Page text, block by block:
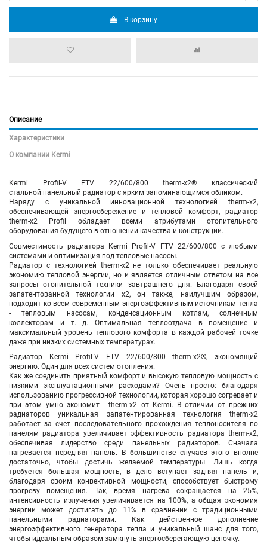
В корзину
Описание
Характеристики
О компании Kermi
Kermi Profil-V FTV 22/600/800 therm-x2® классический
стальной панельный радиатор с ярким запоминающимся обликом.
Наряду с уникальной инновационной технологией therm-x2,
обеспечивающей энергосбережение и тепловой комфорт, радиатор
therm-x2 Profil обладает всеми атрибутами отопительного
оборудования будущего в отношении качества и конструкции.
Совместимость радиатора Kermi Profil-V FTV 22/600/800 с любыми
системами и оптимизация под тепловые насосы.
Радиатор с технологией therm-x2 не только обеспечивает реальную
экономию тепловой энергии, но и является отличным ответом на все
запросы отопительной техники завтрашнего дня. Благодаря своей
запатентованной технологии x2, он также, наилучшим образом,
подходит ко всем современным энергоэффективным источникам тепла
- тепловым насосам, конденсационным котлам, солнечным
коллекторам и т. д. Оптимальная теплоотдача в помещение и
максимальный уровень теплового комфорта в каждой рабочей точке
даже при низких системных температурах.
Радиатор Kermi Profil-V FTV 22/600/800 therm-x2®, экономящий
энергию. Один для всех систем отопления.
Как же соединить приятный комфорт и высокую тепловую мощность с
низкими эксплуатационными расходами? Очень просто: благодаря
использованию прогрессивной технологии, которая хорошо согревает и
при этом умно экономит - therm-x2 от Kermi. В отличии от прежних
радиаторов уникальная запатентированная технология therm-x2
работает за счет последовательного прохождения теплоносителя по
панелям радиатора увеличивает эффективность радиатора therm-x2,
обеспечивая лидерство среди панельных радиаторов. Сначала
нагревается передняя панель. В большинстве случаев этого вполне
достаточно, чтобы достичь желаемой температуры. Лишь когда
требуется большая мощность, в дело вступает задняя панель и,
благодаря своим конвективной мощности, способствует быстрому
прогреву помещения. Так, время нагрева сокращается на 25%,
интенсивность излучения увеличивается на 100%, а общая экономия
энергии может достигать до 11% в сравнении с традиционными
панельными радиаторами. Как действенное дополнение
энергоэффективного генератора тепла и уникальный шанс для того,
чтобы идеальным образом замкнуть энергосберегающую цепочку.